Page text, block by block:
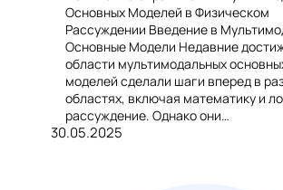
Основных Моделей в Физическом
Рассуждении Введение в
Основные Модели Недавние
области мультимодальных
моделей сделали шаги вперед в
областях, включая математику и
рассуждение. Однако они…
30.05.2025